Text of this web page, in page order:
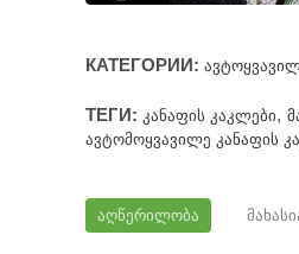
КАТЕГОРИИ:
ТЕГИ: ᲙᲐᲜᲐᲤᲘᲡ ᲙᲐᲙᲚᲔᲑᲘ,
ᲐᲕᲢᲝᲛᲝᲧᲕᲐᲕᲘᲚᲔ ᲙᲐᲜᲐᲤᲘᲡ
ᲐᲦᲬᲔᲠᲘᲚᲝᲑᲐ